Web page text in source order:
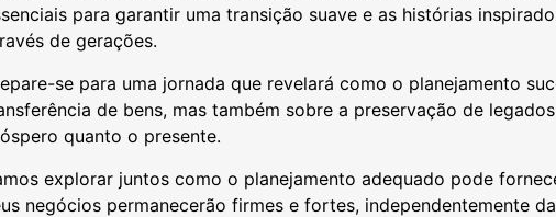
para garantir uma transição suave e as histórias
de gerações.
se para uma jornada que revelará como o planejamento
de bens, mas também sobre a preservação de
quanto o presente.
explorar juntos como o planejamento adequado pode
negócios permanecerão firmes e fortes, independentemente